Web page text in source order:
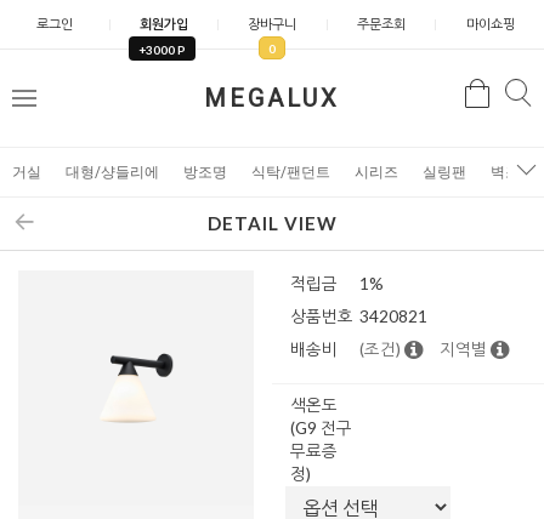
로그인 회원가입
+3000 P
장바구니
0
주문조회 마이쇼핑
MEGALUX
메
검
거실 대형/샹들리에 방조명 식탁/팬던트 시리즈 실링팬 벽조명
DETAIL VIEW
적립금
1%
상품번호 3420821
배송비
(조건) 지역별
색온도
(G9 전구
무료증
정)